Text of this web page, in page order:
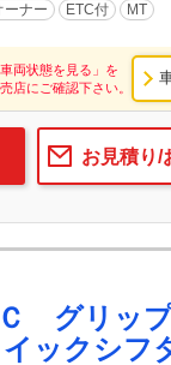
ーナー ETC付 MT
両状態を見る」を
店にご確認下さい。
お見積り/
グリッ
ックシフ